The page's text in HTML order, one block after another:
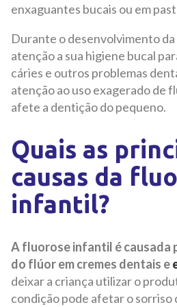
enxaguantes bucais ou em
Durante o desenvolvimento
atenção a sua higiene bucal
cáries e outros problemas
atenção ao uso exagerado de
afete a dentição do pequeno.
Quais as
causas da
infantil?
A fluorose infantil é causada
do flúor em cremes dentais e
deixar a criança utilizar o
condição pode afetar o sorriso